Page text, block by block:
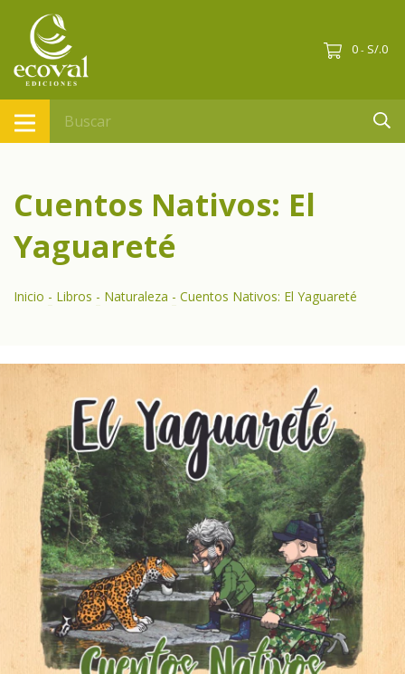
0 - S/.0
Cuentos Nativos: El
Yaguareté
Inicio - Libros - Naturaleza - Cuentos Nativos: El Yaguareté